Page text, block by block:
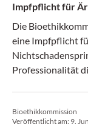
Impfpflicht für
Die
eine Impfpflicht
Professionalität
Bioethikkommission
Veröffentlicht am: 9.